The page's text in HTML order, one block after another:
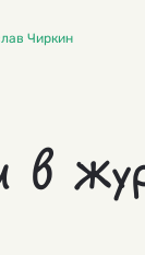
Чиркин
в